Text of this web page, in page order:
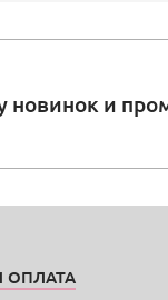
новинок и
ОПЛАТА